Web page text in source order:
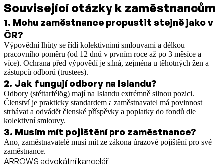
Související otázky k zaměstnancům
1. Mohu zaměstnance propustit stejně jako v
ČR?
Výpovědní lhůty se řídí kolektivními smlouvami a délkou
pracovního poměru (od 12 dnů v prvním roce až po 3 měsíce a
více). Ochrana před výpovědí je silná, zejména u těhotných žen a
zástupců odborů (trustees).
2. Jak fungují odbory na Islandu?
Odbory (stéttarfélög) mají na Islandu extrémně silnou pozici.
Členství je prakticky standardem a zaměstnavatel má povinnost
strhávat a odvádět členské příspěvky a poplatky do fondů dle
kolektivní smlouvy.
3. Musím mít pojištění pro zaměstnance?
Ano, zaměstnavatelé musí mít ze zákona úrazové pojištění pro své
zaměstnance.
ARROWS advokátní kancelář